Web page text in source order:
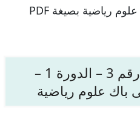
الرياضيات مستوى الأولى باك علوم رياضية بصيغة PDF
نماذج من الفرض رقم 3 – الدورة 1 –
باك علوم رياضية